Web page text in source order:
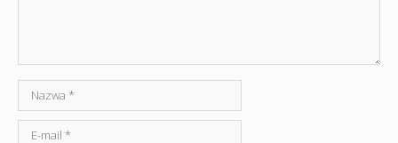
Nazwa